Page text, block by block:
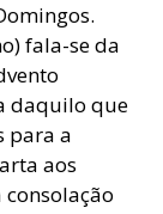
fala-se da
daquilo que
para a
aos
consolação